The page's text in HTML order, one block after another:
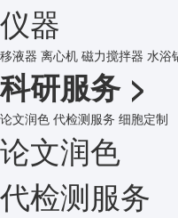
仪器
移液器 离心机 磁力搅拌器 水浴
科研服务 >
论文润色 代检测服务 细胞定制
论文润色
代检测服务